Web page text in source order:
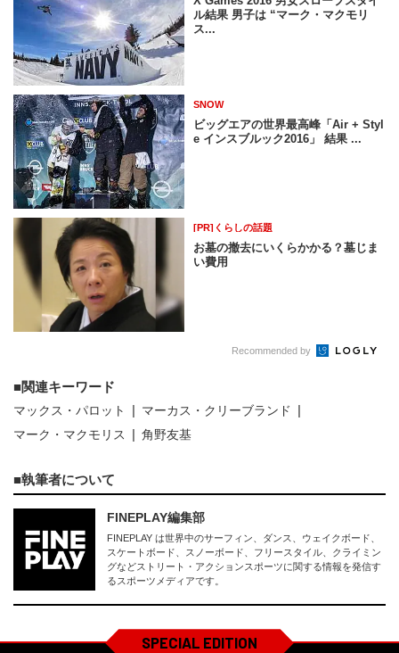
ル結果 男子は “マーク・マクモリ
ス...
SNOW
ビッグエアの世界最高峰「Air + Styl
e インスブルック2016」 結果 ...
[PR]くらしの話題
お墓の撤去にいくらかかる？墓じま
い費用
Recommended by
関連キーワード
マックス・パロット
マーカス・クリーブランド
マーク・マクモリス
角野友基
執筆者について
FINEPLAY編集部
FINEPLAY は世界中のサーフィン、ダンス、ウェイクボード、
スケートボード、スノーボード、フリースタイル、クライミン
グなどストリート・アクションスポーツに関する情報を発信す
るスポーツメディアです。
SPECIAL EDITION